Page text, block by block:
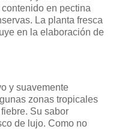
en pectina
La planta fresca
en la elaboración de
y suavemente
zonas tropicales
Su sabor
de lujo. Como no